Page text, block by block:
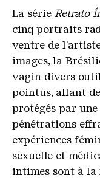
La série Retrato
cinq portraits
ventre de
images, la
vagin divers
pointus, allant
protégés par une
pénétrations
expériences
sexuelle et
intimes sont à la